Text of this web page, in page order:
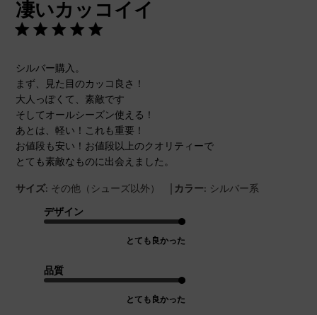
凄いカッコイイ
シルバー購入。
まず、見た目のカッコ良さ！
大人っぽくて、素敵です
そしてオールシーズン使える！
あとは、軽い！これも重要！
お値段も安い！お値段以上のクオリティーで
とても素敵なものに出会えました。
サイズ: その他（シューズ以外） | カラー: シルバー系
デザイン
とても良かった
品質
とても良かった